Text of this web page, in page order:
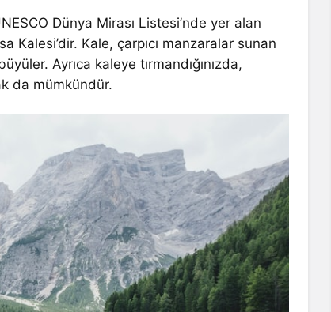
Dünya Mirası Listesi’nde yer alan
Kalesi’dir. Kale, çarpıcı manzaralar sunan
Ayrıca kaleye tırmandığınızda,
da mümkündür.